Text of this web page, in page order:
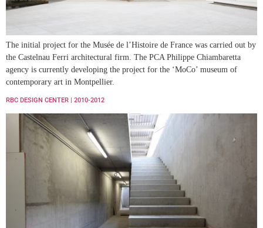
The initial project for the Musée de l’Histoire de France was carried out by
the Castelnau Ferri architectural firm. The PCA Philippe Chiambaretta
agency is currently developing the project for the ‘MoCo’ museum of
contemporary art in Montpellier.
RBC DESIGN CENTER | 2010-2012